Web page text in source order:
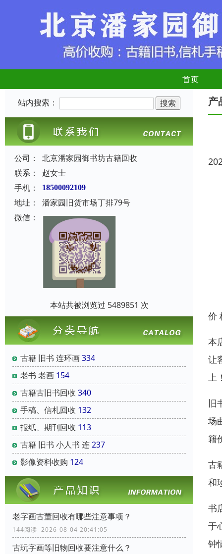
首页
站内搜索：
公司：
北京潘家园御书坊古籍回收
联系：
赵女士
手机：
18500092109
地址：
潘家园旧货市场丁排79号
微信：
本站共被浏览过 5489851 次
古籍 旧书 连环画334
老书 老画 154
古籍古旧书回收 340
手稿、信札回收 132
报纸、期刊回收 113
古籍 旧书 小人书 连237
影像资料收购 124
老字画古董回收有哪些注意事项？
144阅读 2026-08-04 20:41:05
古玩字画等旧物回收要注意什么？
产
价
本
让
上
旧
场
籍
古
和
书
于
钟